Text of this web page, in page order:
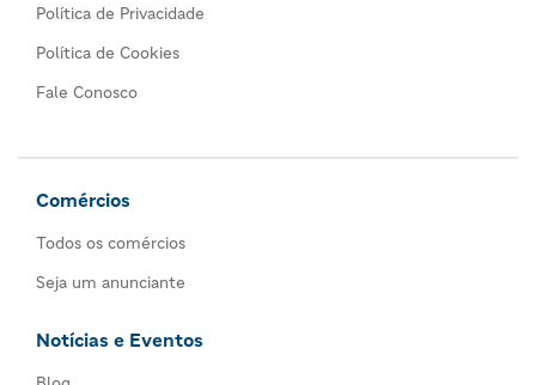
Política de Privacidade
Política de Cookies
Fale Conosco
Comércios
Todos os comércios
Seja um anunciante
Notícias e Eventos